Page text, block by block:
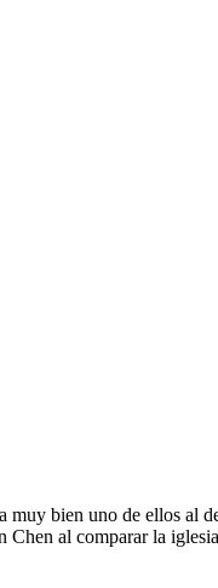
bien uno de ellos al
al comparar la